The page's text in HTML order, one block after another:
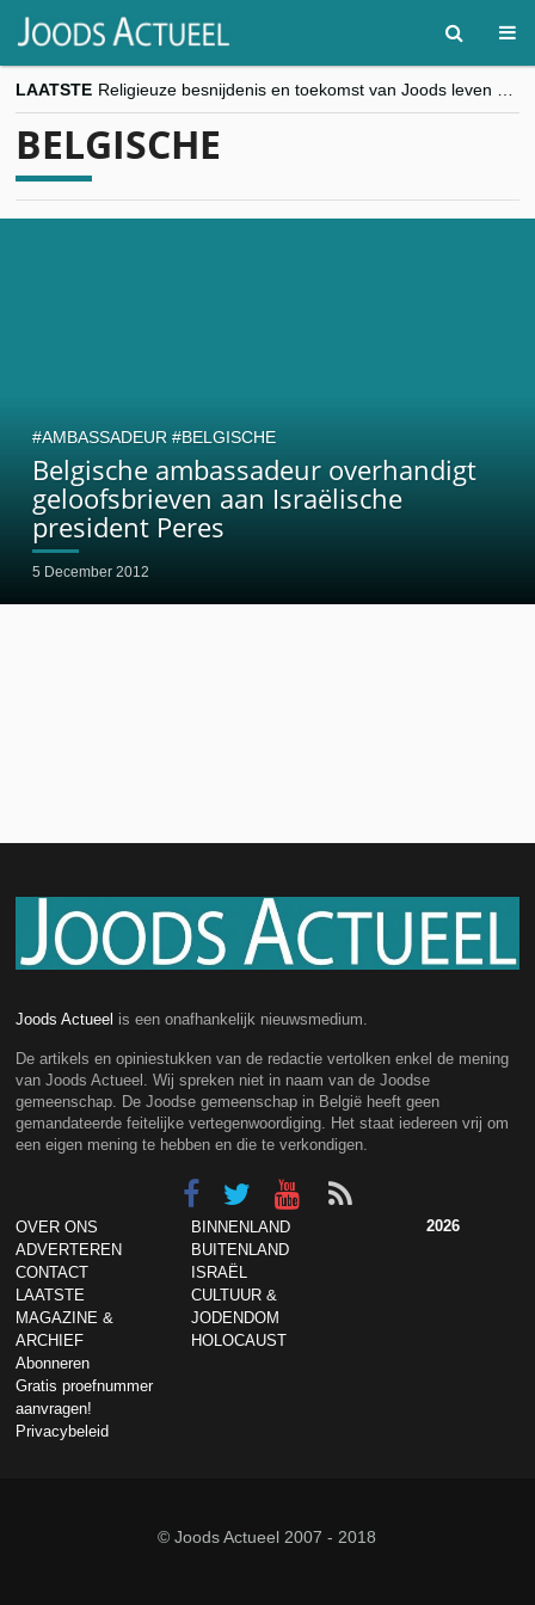
LAATSTE
“Besnijdenisdebat toont hoe moeilijk seculiere Westen minderheden begrijpt”, Jinnih Beels (Vooruit)
BELGISCHE
Belgische ambassadeur overhandigt
geloofsbrieven aan Israëlische
president Peres
5 December 2012
AMBASSADEUR BELGISCHE
Joods Actueel is een onafhankelijk nieuwsmedium.
De artikels en opiniestukken van de redactie vertolken enkel de mening
van Joods Actueel. Wij spreken niet in naam van de Joodse
gemeenschap. De Joodse gemeenschap in België heeft geen
gemandateerde feitelijke vertegenwoordiging. Het staat iedereen vrij om
een eigen mening te hebben en die te verkondigen.
OVER ONS
ADVERTEREN
CONTACT
LAATSTE
MAGAZINE &
ARCHIEF
Abonneren
Gratis proefnummer
aanvragen!
Privacybeleid
BINNENLAND
BUITENLAND
ISRAËL
CULTUUR &
JODENDOM
HOLOCAUST
2026
© Joods Actueel 2007 - 2018